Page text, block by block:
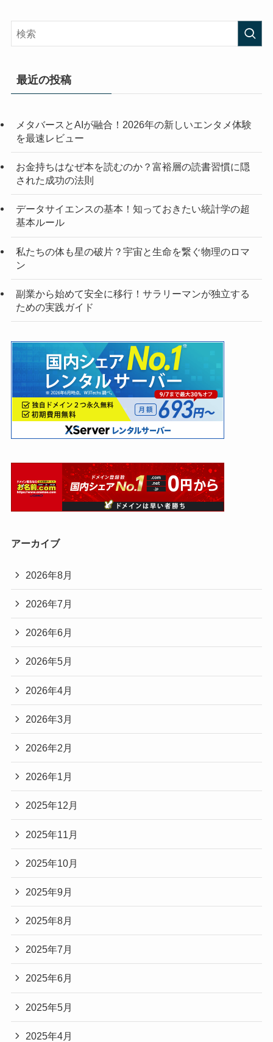
最近の投稿
メタバースとAIが融合！2026年の新しいエンタメ体験
を最速レビュー
お金持ちはなぜ本を読むのか？富裕層の読書習慣に隠
された成功の法則
データサイエンスの基本！知っておきたい統計学の超
基本ルール
私たちの体も星の破片？宇宙と生命を繋ぐ物理のロマ
ン
副業から始めて安全に移行！サラリーマンが独立する
ための実践ガイド
アーカイブ
2026年8月
2026年7月
2026年6月
2026年5月
2026年4月
2026年3月
2026年2月
2026年1月
2025年12月
2025年11月
2025年10月
2025年9月
2025年8月
2025年7月
2025年6月
2025年5月
2025年4月